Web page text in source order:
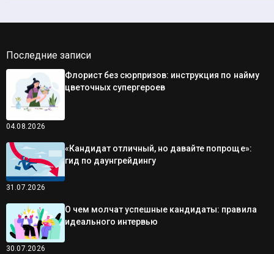
Последние записи
04.08.2026
Флорист без сюрпризов: инструкция по найму
цветочных супергероев
31.07.2026
«Кандидат отличный, но давайте попроще»:
гид по даунгрейдингу
30.07.2026
О чем молчат успешные кандидаты: правила
идеального интервью